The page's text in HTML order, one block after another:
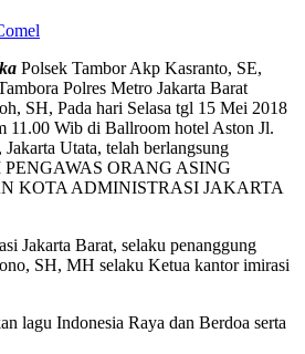
Polsek Tambor Akp Kasranto, SE,
Polres Metro Jakarta Barat
SH, Pada hari Selasa tgl 15 Mei 2018
11.00 Wib di Ballroom hotel Aston Jl.
Utata, telah berlangsung
ORANG ASING
KOTA ADMINISTRASI JAKARTA
Jakarta Barat, selaku penanggung
SH, MH selaku Ketua kantor imirasi
lagu Indonesia Raya dan Berdoa serta